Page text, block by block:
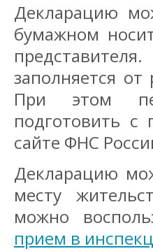
Декларацию
бумажном
заполняется
При этом
подготовить
сайте ФНС
Декларацию
месту
можно
прием в